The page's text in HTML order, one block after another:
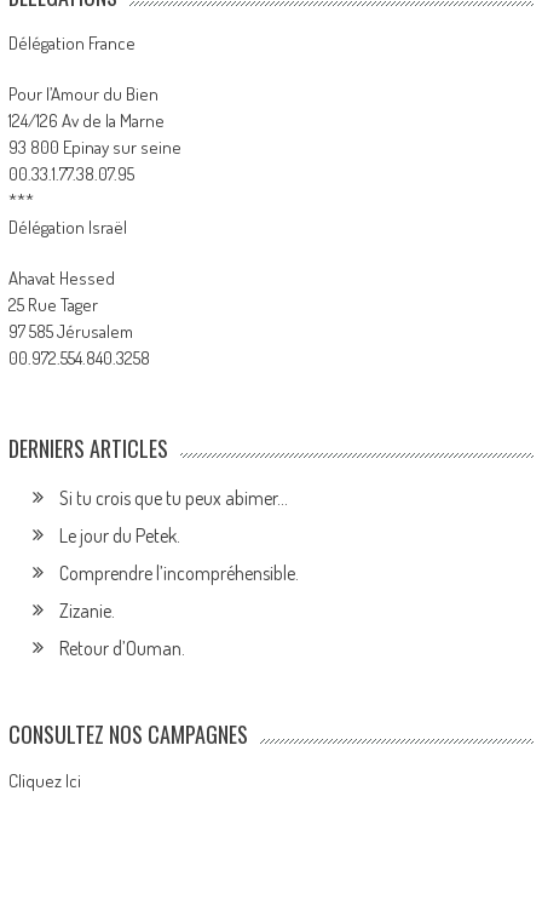
Délégation France
Pour l’Amour du Bien
124/126 Av de la Marne
93 800 Epinay sur seine
00.33.1.77.38.07.95
***
Délégation Israël
Ahavat Hessed
25 Rue Tager
97 585 Jérusalem
00.972.554.840.3258
DERNIERS ARTICLES
Si tu crois que tu peux abimer…
Le jour du Petek.
Comprendre l’incompréhensible.
Zizanie.
Retour d’Ouman.
CONSULTEZ NOS CAMPAGNES
Cliquez Ici